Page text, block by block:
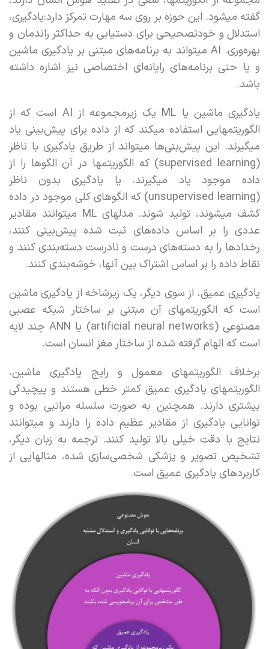
گفته میشود. این حوزه بر روی سه مهارت تمرکز دارد:‌یادگیری،
استدلال و خودتصحیحی برای دستیابی به حداکثر راندمان و
بهره‌وری. AI میتواند به برنامه‌های مبتنی بر یادگیری ماشین
و یا حتی برنامه‌های رایانه‌ای اختصاصی نیز اشاره داشته
باشد.
یادگیری ماشین یا ML یک زیرمجموعه از AI‌ است که از
الگوریتمهایی استفاده میکند که از داده برای پیش‌بینی یاد
میگیرند. این پیش‌بنی‌ها میتواند از طریق یادگیری با ناظر
(supervised learning) که الگوریتمها در آن الگوها را از
داده موجود یاد میگیرند، یا یادگیری بدون ناظر
(unsupervised learning) که الگوهای کلی موجود در داده
کشف میشوند، تولید شوند. مدلهای ML میتوانند مقادیر
عددی را بر اساس داده‌های ثبت شده پیش‌بینی کنند،
رخدادها را به دسته‌های درست و نادرست دسته‌بندی کنند و
نقاط داده را بر اساس اشتراک بین آنها، خوشه‌بندی کنند.
یادگیری عمیق، از سوی دیگر، یک زیرشاخه از یادگیری ماشین
است که الگوریتمهای آن مبتنی بر ساختار شبکه عصبی
مصنوعی (artificial neural networks) یا ANN چند لایه
است که الهام گرفته شده از ساختار مغز انسان است.
برخلاف الگوریتمهای معمول و رایج یادگیری ماشین،
الگوریتمهای یادگیری عمیق کمتر خطی هستند و پیچیدگی
بیشتری دارند. همچنین به صورت سلسله مراتبی بوده و
توانایی یادگیری از مقادیر عظیم داده را دارند و میتوانند
نتایج با دقت خیلی بالا تولید کنند. ترجمه به زبان دیگر،
تشخیص تصویر و پزشکی شخصی‌سازی شده، مثالهایی از
کاربردهای یادگیری عمیق است.